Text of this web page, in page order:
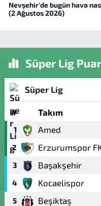
Nevşehir'de bugün hava
(2 Ağustos 2026)
Süper Lig
Süper Lig
# Takım
1 Amed
2 Erzurumspor
3 Başakşehir
4 Kocaelispor
5 Beşiktaş